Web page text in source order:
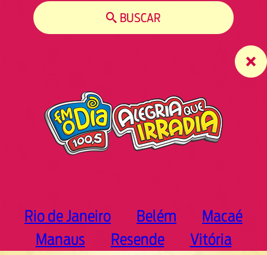
BUSCAR
Rio de Janeiro Belém
Macaé
Manaus
Resende Vitória